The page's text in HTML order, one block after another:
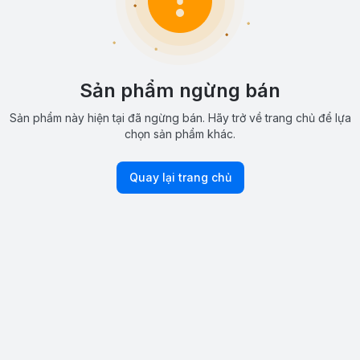
Sản phẩm ngừng bán
Sản phẩm này hiện tại đã ngừng bán. Hãy trở về trang chủ để lựa
chọn sản phẩm khác.
Quay lại trang chủ